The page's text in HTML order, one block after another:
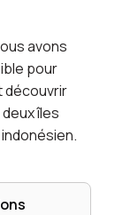
avons
pour
découvrir
îles